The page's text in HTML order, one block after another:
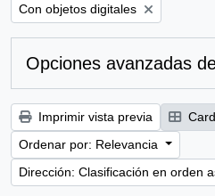
Remove filter:
Con objetos digitales
Opciones avanzadas
Imprimir vista previa
Ordenar por: Relevancia
Dirección: Clasificación en orden